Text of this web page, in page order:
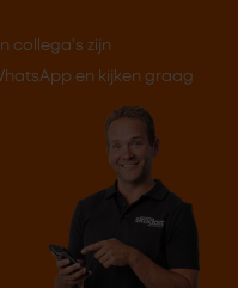
collega's zijn
en kijken graag